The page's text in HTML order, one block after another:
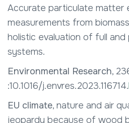
Accurate particulate matter
measurements from
holistic evaluation of full
systems.
Environmental Research,
:10.1016/j.envres.2023.116714.
EU climate, nature and air
jeopardy because of wood